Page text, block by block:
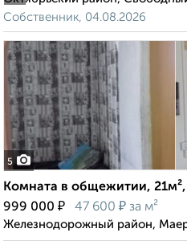
Собственник, 04.08.2026
5
Комната в общежитии,
999 000 ₽ 47 600 ₽ за м²
Железнодорожный район,